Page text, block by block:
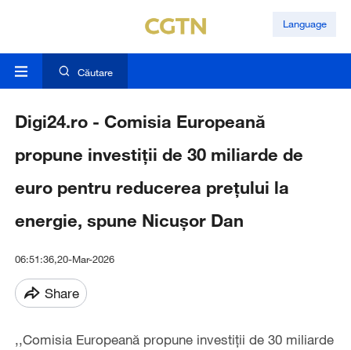
Language
Căutare
Digi24.ro - Comisia Europeană
propune investiții de 30 miliarde de
euro pentru reducerea prețului la
energie, spune Nicușor Dan
06:51:36,20-Mar-2026
Share
,,Comisia Europeană propune investiții de 30 miliarde